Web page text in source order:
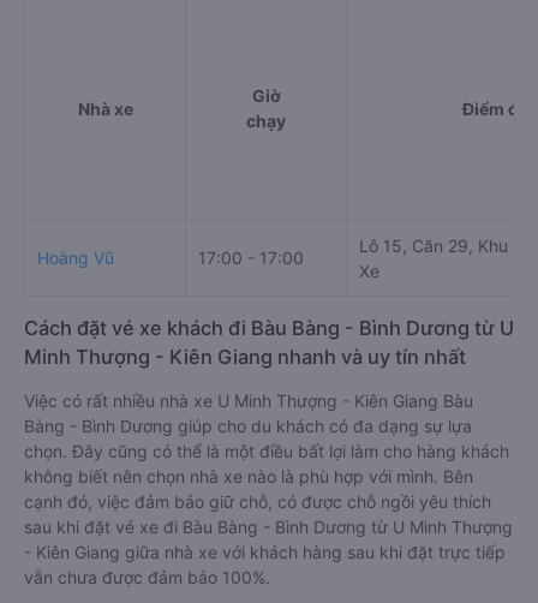
Nhà xe
Giờ
chạy
Điểm đi
Hoàng Vũ 17:00 - 17:00
Lô 15, Căn 29, Khu
Xe
Cách đặt vé xe khách đi Bàu Bàng - Bình Dương từ U
Minh Thượng - Kiên Giang nhanh và uy tín nhất
Việc có rất nhiều nhà xe U Minh Thượng - Kiên Giang Bàu
Bàng - Bình Dương giúp cho du khách có đa dạng sự lựa
chọn. Đây cũng có thể là một điều bất lợi làm cho hàng khách
không biết nên chọn nhà xe nào là phù hợp với mình. Bên
cạnh đó, việc đảm bảo giữ chỗ, có được chỗ ngồi yêu thích
sau khi đặt vé xe đi Bàu Bàng - Bình Dương từ U Minh Thượng
- Kiên Giang giữa nhà xe với khách hàng sau khi đặt trực tiếp
vẫn chưa được đảm bảo 100%.